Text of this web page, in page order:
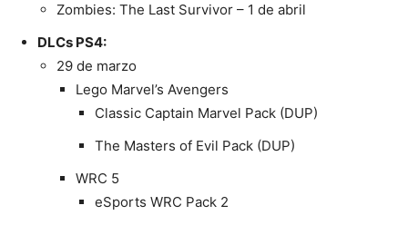
Zombies: The Last Survivor – 1 de abril
DLCs PS4:
29 de marzo
Lego Marvel’s Avengers
Classic Captain Marvel Pack (DUP)
The Masters of Evil Pack (DUP)
WRC 5
eSports WRC Pack 2